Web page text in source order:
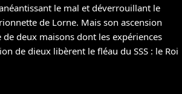
le mal et déverrouillant le
de Lorne. Mais son ascension
deux maisons dont les expériences
de dieux libèrent le fléau du SSS : le Roi